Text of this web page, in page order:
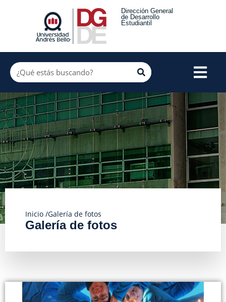
Dirección General
de Desarrollo
Estudiantil
Inicio /Galería de fotos
Galería de fotos